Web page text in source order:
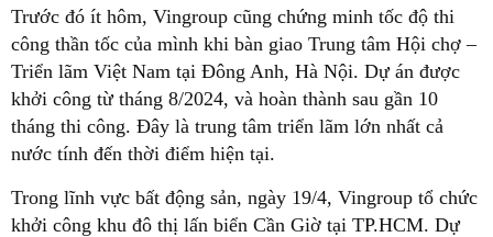
Trước đó ít hôm, Vingroup cũng chứng minh tốc độ thi
công thần tốc của mình khi bàn giao Trung tâm Hội chợ –
Triển lãm Việt Nam tại Đông Anh, Hà Nội. Dự án được
khởi công từ tháng 8/2024, và hoàn thành sau gần 10
tháng thi công. Đây là trung tâm triển lãm lớn nhất cả
nước tính đến thời điểm hiện tại.
Trong lĩnh vực bất động sản, ngày 19/4, Vingroup tổ chức
khởi công khu đô thị lấn biển Cần Giờ tại TP.HCM. Dự